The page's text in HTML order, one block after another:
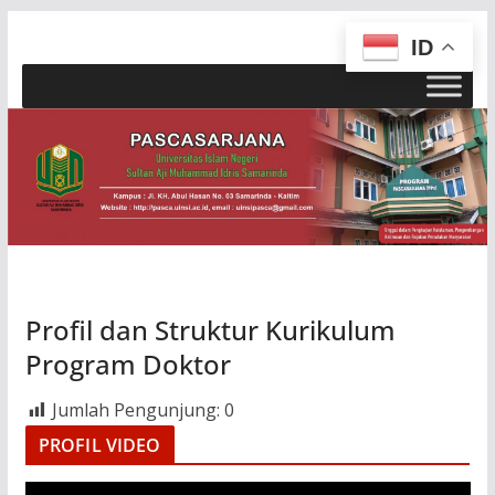
Profil dan Struktur Kurikulum
Program Doktor
Jumlah Pengunjung: 0
PROFIL VIDEO
ID